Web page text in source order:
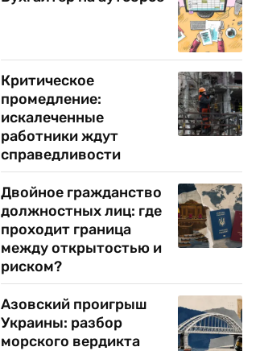
Критическое
промедление:
искалеченные
работники ждут
справедливости
Двойное гражданство
должностных лиц: где
проходит граница
между открытостью и
риском?
Азовский проигрыш
Украины: разбор
морского вердикта